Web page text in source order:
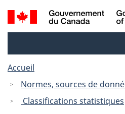
à
Recherche
et
Accueil
Normes, sources de
Classifications statistiques